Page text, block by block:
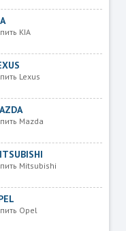
KIA
Lexus
Mazda
Mitsubishi
Opel